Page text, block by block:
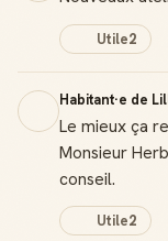
Utile2
Habitant·e de
Le mieux ça
Monsieur
conseil.
Utile2